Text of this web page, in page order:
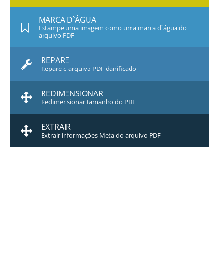
MARCA D`ÁGUA
Estampe uma imagem como uma marca d`água do
arquivo PDF
REPARE
Repare o arquivo PDF danificado
REDIMENSIONAR
Redimensionar tamanho do PDF
EXTRAIR
Extrair informações Meta do arquivo PDF